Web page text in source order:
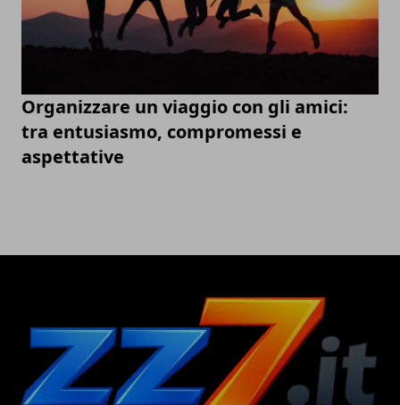
Organizzare un viaggio con gli amici:
tra entusiasmo, compromessi e
aspettative